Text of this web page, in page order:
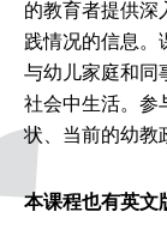
的教育者提供深
践情况的信息。
与幼儿家庭和同
社会中生活。参
状、当前的幼教
本课程也有英文